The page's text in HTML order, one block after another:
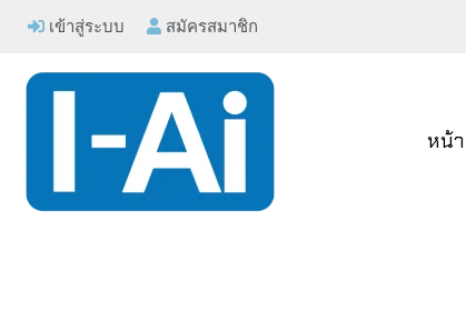
เข้าสู่ระบบ สมัครสมาชิก
หน้